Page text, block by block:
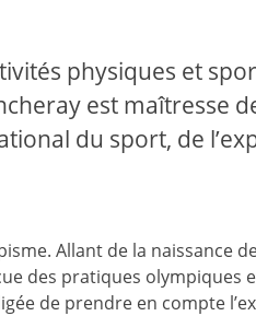
physiques et
est maîtresse
du sport, de
Allant de la naissance
des pratiques olympiques
de prendre en compte